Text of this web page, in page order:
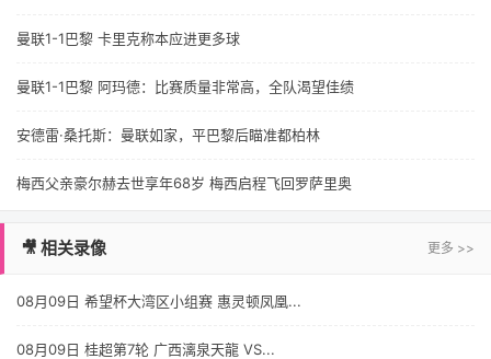
曼联1-1巴黎 卡里克称本应进更多球
曼联1-1巴黎 阿玛德：比赛质量非常高，全队渴望佳绩
安德雷·桑托斯：曼联如家，平巴黎后瞄准都柏林
梅西父亲豪尔赫去世享年68岁 梅西启程飞回罗萨里奥
🎥 相关录像 更多 >>
08月09日 希望杯大湾区小组赛 惠灵顿凤凰...
08月09日 桂超第7轮 广西漓泉天龍 VS...